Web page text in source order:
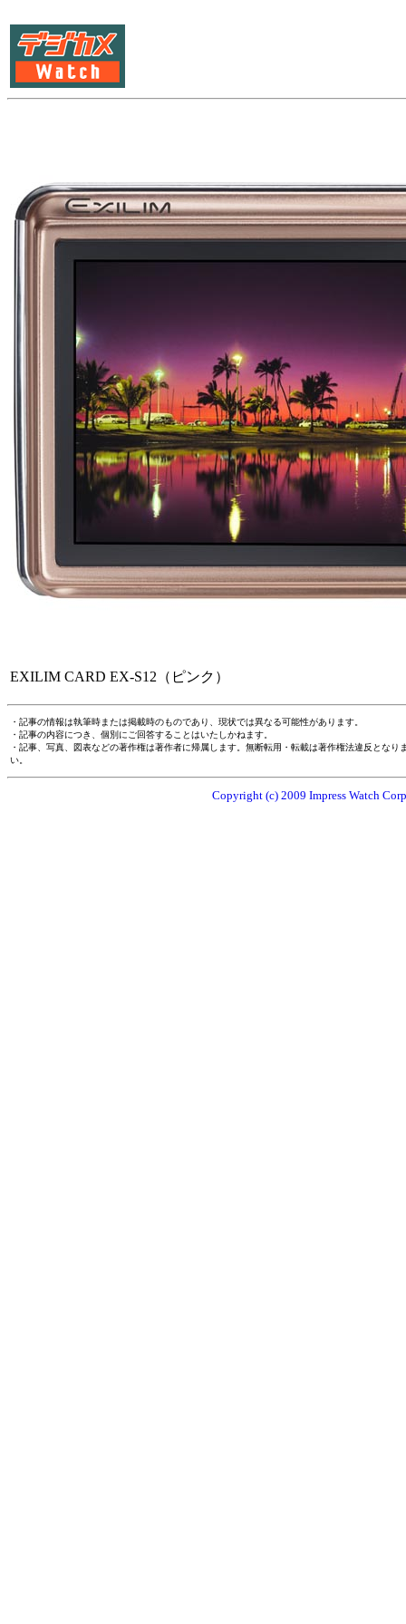
EXILIM CARD EX-S12（ピンク）
・記事の情報は執筆時または掲載時のものであり、現状では異なる可能性があります。
・記事の内容につき、個別にご回答することはいたしかねます。
・記事、写真、図表などの著作権は著作者に帰属します。無断転用・転載は著作権法違反とな
い。
Copyright (c) 2009 Impress Watch